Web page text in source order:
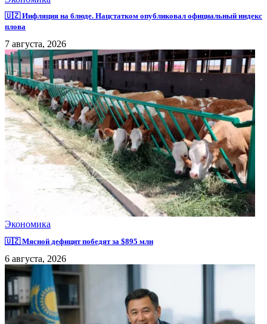
🇺🇿 Инфляция на блюде. Нацстатком опубликовал официальный индекс
плова
7 августа, 2026
Экономика
🇺🇿 Мясной дефицит победят за $895 млн
6 августа, 2026